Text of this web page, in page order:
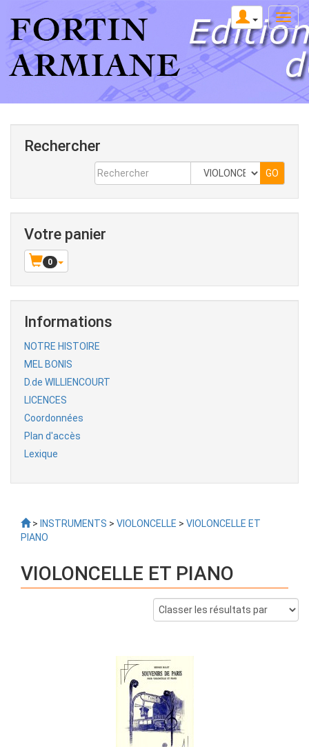
Rechercher
Votre panier
0
Informations
NOTRE HISTOIRE
MEL BONIS
D.de WILLIENCOURT
LICENCES
Coordonnées
Plan d'accès
Lexique
> INSTRUMENTS > VIOLONCELLE > VIOLONCELLE ET
PIANO
VIOLONCELLE ET PIANO